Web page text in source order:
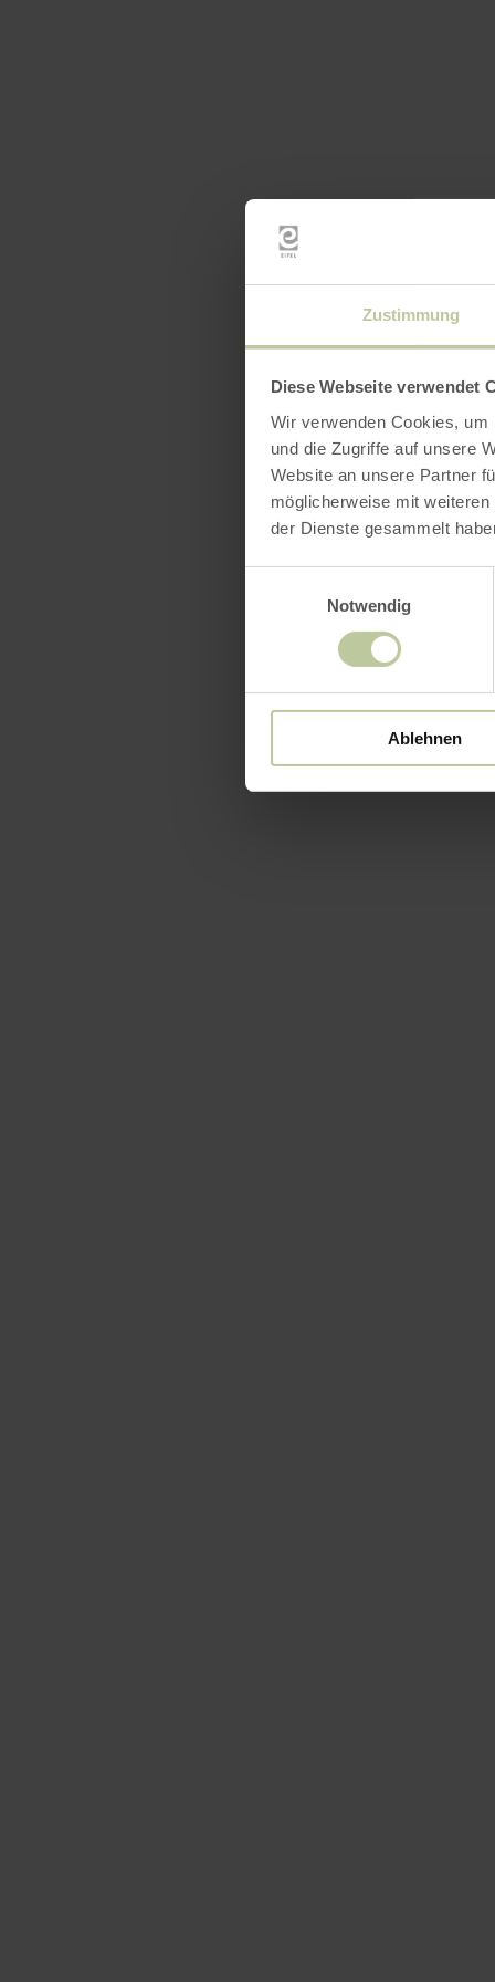
Zustimmung
Diese Webseite verwendet
Wir verwenden Cookies,
und die Zugriffe auf unsere
Website an unsere Partner
möglicherweise mit
der Dienste gesammelt
Notwendig
Ablehnen